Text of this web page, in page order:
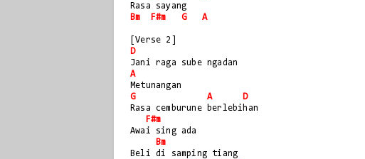
Rasa sayang
Bm
F#m G A
[Verse 2]
D
Jani raga sube ngadan
A
Metunangan
G
A
D
Rasa cemburune berlebihan
F#m
Awai sing ada
Bm
Beli di samping tiang